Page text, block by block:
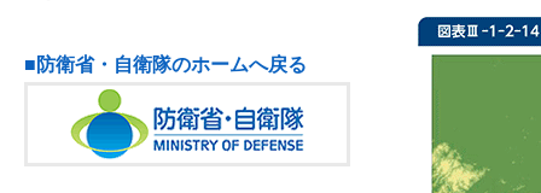
■防衛省・自衛隊のホームへ戻る